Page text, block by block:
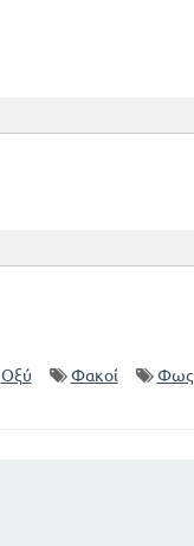
Οξύ Φακοί Φως